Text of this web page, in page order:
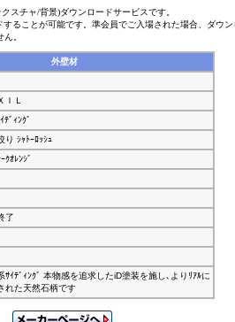
スチャ/背景)ダウンロードサービスです。
ることが可能です。準会員でご入場された場合、ダウ
。
外壁材
ＩＬ
ﾃﾞｨﾝｸﾞ
り ｼｬﾄｰﾛｯｼｭ
ｸｵﾚﾝｼﾞ
了
ｻｲﾃﾞｨﾝｸﾞ 本物感を追求したiD塗装を施し､よりﾘｱﾙに
れた天然石柄です